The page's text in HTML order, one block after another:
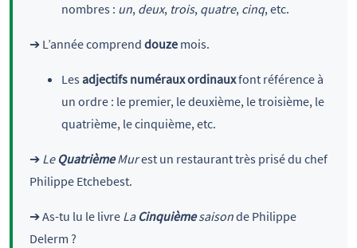
nombres : un, deux, trois, quatre, cinq, etc.
➔ L’année comprend douzemois.
Les adjectifs numéraux ordinauxfont référence à
un ordre : le premier, le deuxième, le troisième, le
quatrième, le cinquième, etc.
➔ Le QuatrièmeMurest un restaurant très prisé du chef
Philippe Etchebest.
➔ As-tu lu le livre La Cinquièmesaisonde Philippe
Delerm ?